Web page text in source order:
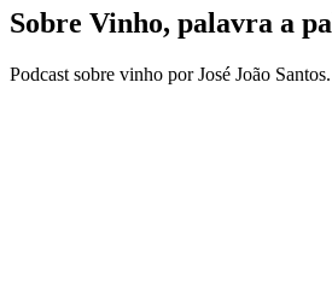
Sobre Vinho, palavra a
Podcast sobre vinho por José João Santos.